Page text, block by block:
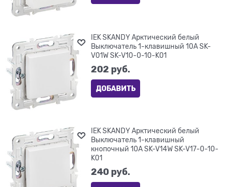
IEK SKANDY Арктический белый
Выключатель 1-клавишный 10А SK-
V01W SK-V10-0-10-K01
202 руб.
ДОБАВИТЬ
IEK SKANDY Арктический белый
Выключатель 1-клавишный
кнопочный 10А SK-V14W SK-V17-0-10-
K01
240 руб.